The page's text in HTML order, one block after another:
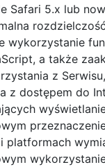
Safari 5.x lub
wykorzystanie
a także
z
z dostępem do
platformach